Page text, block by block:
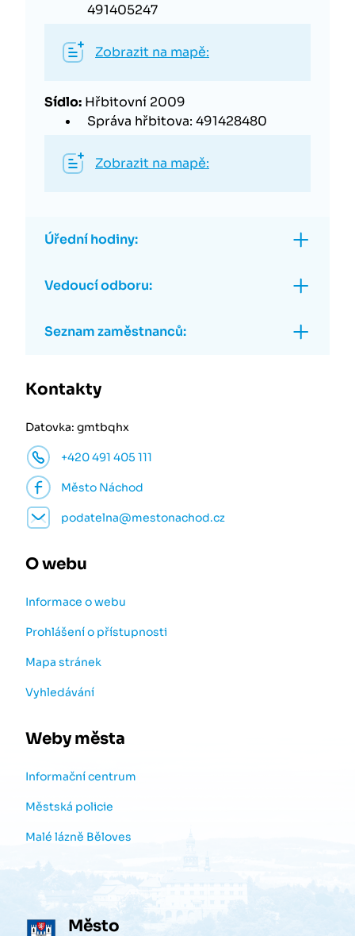
491405247
Zobrazit na mapě:
Sídlo: Hřbitovní 2009
Správa hřbitova: 491428480
Zobrazit na mapě:
Úřední hodiny:
Vedoucí odboru:
Seznam zaměstnanců:
Kontakty
Datovka: gmtbqhx
+420 491 405 111
Město Náchod
podatelna@mestonachod.cz
O webu
Informace o webu
Prohlášení o přístupnosti
Mapa stránek
Vyhledávání
Weby města
Informační centrum
Městská policie
Malé lázně Běloves
Město